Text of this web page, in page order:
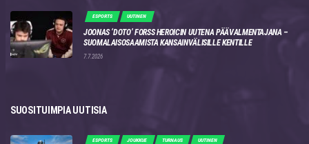
ESPORTS UUTINEN
JOONAS ‘DOTO’ FORSS HEROICIN UUTENA PÄÄVALMENTAJANA –
SUOMALAISOSAAMISTA KANSAINVÄLISILLE KENTILLE
7.7.2026
SUOSITUIMPIA UUTISIA
ESPORTS JOUKKUE TURNAUS UUTINEN